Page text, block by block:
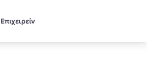
Επιχειρείν